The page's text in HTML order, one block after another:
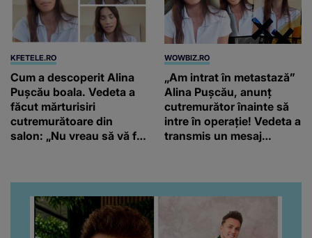
KFETELE.RO
Cum a descoperit Alina
Pușcău boala. Vedeta a
făcut mărturisiri
cutremurătoare din
salon: „Nu vreau să vă fie
WOWBIZ.RO
„Am intrat în metastază”
Alina Pușcău, anunț
cutremurător înainte să
intre în operație! Vedeta a
transmis un mesaj